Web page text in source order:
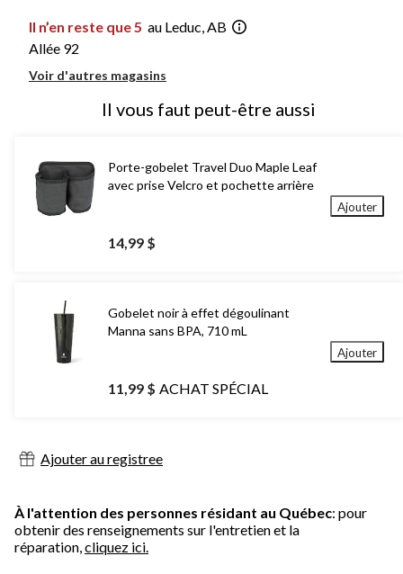
Il n’en reste que 5 au Leduc, AB
Allée 92
Voir d'autres magasins
Il vous faut peut-être aussi
Porte-gobelet Travel Duo Maple Leaf
avec prise Velcro et pochette arrière
14,99 $
Ajouter
Gobelet noir à effet dégoulinant
Manna sans BPA, 710 mL
11,99 $ ACHAT SPÉCIAL
Ajouter
Ajouter au registree
À l'attention des personnes résidant au Québec: pour
obtenir des renseignements sur l'entretien et la
réparation,cliquez ici.